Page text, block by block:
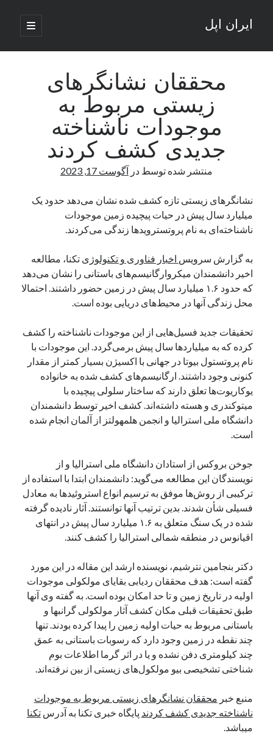
ایران اپل
باز
کردن
اصلی
نوار
جستجو
نوشته‌های تازه
راه‌های اتصال موبایل و کامپیوتر به یکدیگر: تجربه‌ای یکپارچه و کاربردی
انتقاد کاربران از اتمام زودهنگام بسته‌های اینترنت ایرانسل همزمان با شرایط
ادعای نت‌بلاکس: قطعی اینترنت ایران بیش از 120 ساعت ادامه یافت؛ اتصال
قطعی اینترنت در ایران از مرز 48 ساعت گذشت!
گوشی HMD Luma با دوربین 50 مگاپیکسل و نمایشگر 120 هرتز رونمایی شد
آخرین دیدگاه‌ها
یک نویسنده دیدگاه وردپرس درتعمیرات تخصصی فیس آیدی
بایگانی‌ها
مارس 2026
فوریه 2026
ژانویه 2026
دسامبر 2025
نوامبر 2025
می 2025
آوریل 2025
مارس 2025
فوریه 2025
دسامبر 2024
اکتبر 2024
آگوست 2024
جولای 2024
ژوئن 2024
می 2024
آوریل 2024
ژانویه 2024
دسامبر 2023
نوامبر 2023
محققان نشانگرهای
زیستی مربوط به
موجودات ناشناخته
جدیدی کشف کردند
منتشر شده توسط در آگوست 17, 2023
نشانگرهای زیستی تازه کشف شده نشان می‌دهد حدود یک
میلیارد سال پیش در حیات پیچیده زمین موجودات
ناشناخته‌ای به نام پروتسترویدها زندگی می‌کردند.
به گزارش سرویس اخبار فناوری و تکنولوژی تکنا، مطالعه
اخیر دانشمندان میکروارگانیسم‌های باستانی را نشان می‌دهد
که حدود ۱.۶ میلیارد سال پیش در زمین حضور داشتند. احتمالا
محل زندگی آنها در محیط‌های دریایی بوده است.
تحقیقات جدید فسیل‌هایی از این موجودات ناشناخته را کشف
کرده که به میلیاردها سال پیش برمی‌گردد. این موجودات با
نام پروتستول بیوتا در جهانی با اکسیژن بسیار کمتر از مقدار
کنونی وجود داشتند. ارگانیسم‌های کشف شده به خانواده
یوکاریوت‌ها تعلق دارند که ساختار سلولی پیچیده با
میتوکندری و هسته داشته‌اند. کشف اخیر توسط دانشمندان
دانشگاه ملی استرالیا و انجمن هلمهولتز از آلمان انجام شده
است.
جوخن بروکس از استادان دانشگاه ملی استرالیا و از
نویسندگان این مطالعه می‌گوید: دانشمندان ابتدا با استفاده از
ترکیبی از روش‌ها موفق به ترسیم انواع استروئیدها به معادل
فسیلی شأن شدند. بدین ترتیب آنها توانستند. آثار نادیده گرفته
شده در یک سنگ متعلق به ۱.۶ میلیارد سال پیش در انتهای
اقیانوس در منطقه شمالی استرالیا را کشف کنند.
دکتر بنجامین نترشیم، نویسنده ارشد این مقاله در این مورد
گفته است: هدف محققان ردیابی بقایای مولکولی موجودات
اولیه در تاریخ زمین و تا حد امکان بوده است. به گفته وی آنها
طبق تحقیقات قبلی مکان کشف آثار مولکولی گرانبها و
باستانی مربوط به حیات اولیه زمین را پیدا کرده بودند. تنها
چند نقطه در زمین وجود دارد که رسوبات باستانی به عمق
چند کیلومتری دفن نشده و یا در اثر گرما اطلاعات بوم
شناختی تشخیصی بیو مولکول‌های زیستی از بین نرفته‌اند.
منبع خبر محققان نشانگرهای زیستی مربوط به موجودات
ناشناخته جدیدی کشف کردند پایگاه خبری تکنا به آدرستکنا
میباشد.